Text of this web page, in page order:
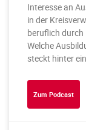
Interesse an
in der
beruflich durch
Welche
steckt hinter
Zum Podcast